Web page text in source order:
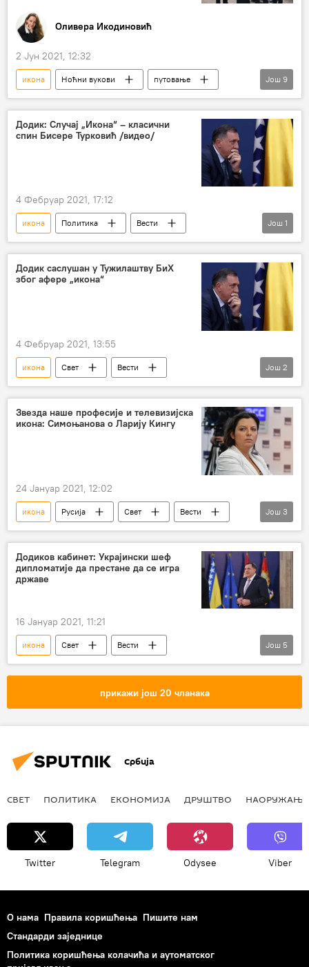
Оливера Икодиновић
2 Јун 2021, 12:32
икона Ноћни вукови
путовање
Валамски манастир
Слободан Башић
патријарх Порфирије
убијен
монах Харитон
Још 9
Додик: Случај „Икона“ – класични
спин Бисере Турковић /видео/
4 Фебруар 2021, 17:12
икона Политика
Вести
Милорад Додик
Још 1
Додик саслушан у Тужилаштву БиХ
због афере „икона“
4 Фебруар 2021, 13:55
икона Свет
Вести
Милорад Додик
Регион
Још 2
Звезда наше професије и телевизијска
икона: Симоњанова о Ларију Кингу
24 Јануар 2021, 12:02
икона Русија Свет
Вести
Маргарита Симоњан
Лари Кинг
Још 3
Додиков кабинет: Украјински шеф
дипломатије да престане да се игра
државе
16 Јануар 2021, 11:21
икона Свет
Вести
Милорад Додик
Украјина
спор
Још 5
прикажи још 20 чланака
Србија
СВЕТ ПОЛИТИКА ЕКОНОМИЈА ДРУШТВО НАОРУЖАЊЕ
Twitter Telegram Odysee Viber
О нама Правила коришћења Пишите нам
Стандарди заједнице
Политика коришћења колачића и аутоматског